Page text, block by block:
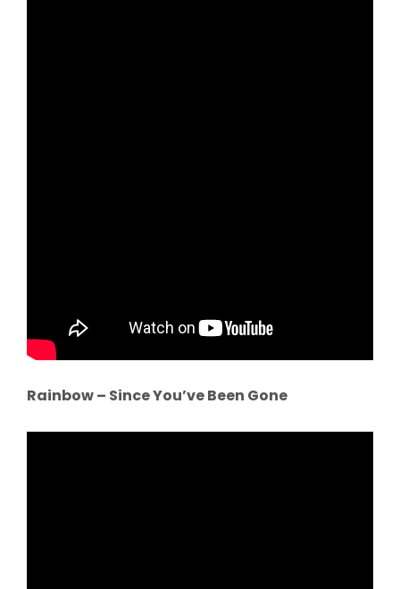
Rainbow – Since You’ve Been Gone